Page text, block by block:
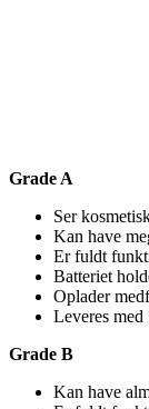
Grade A
Ser
Kan have
Er fuldt
Batteriet
Oplader
Leveres med
Grade B
Kan have